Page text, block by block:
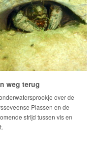
weg terug
over de
Plassen en de
strijd tussen vis en